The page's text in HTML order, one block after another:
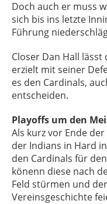
Doch auch er muss
sich bis ins letzte
Führung
Closer Dan Hall lässt
erzielt mit seiner
es den Cardinals,
entscheiden.
Playoffs um den
Als kurz vor Ende
der Indians in Hard
den Cardinals für
könenn diese nach
Feld stürmen und
Vereinsgeschichte